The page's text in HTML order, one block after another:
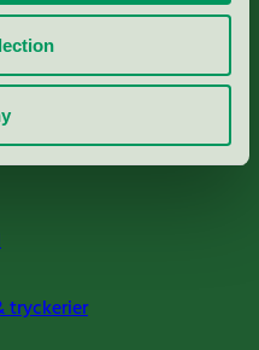
tryckerier